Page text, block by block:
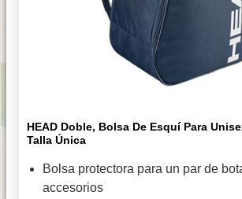
HEAD Doble, Bolsa De Esquí Para
Talla Única
Bolsa protectora para un par de
accesorios